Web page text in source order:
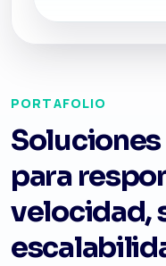
PORTAFOLIO
para
velocidad,